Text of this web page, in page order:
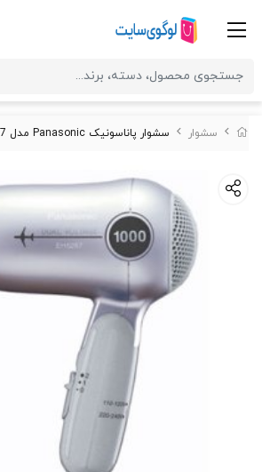
سشوار سشوار پاناسونیک Panasonic مدل EH 5287